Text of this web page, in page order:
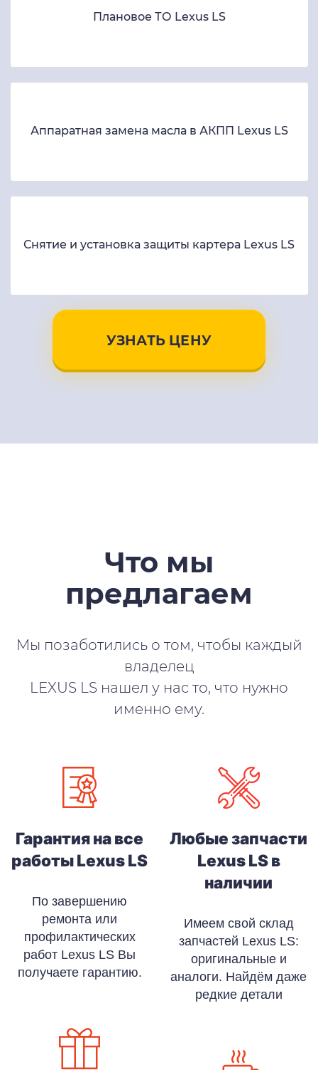
Плановое ТО Lexus LS
Аппаратная замена масла в АКПП Lexus LS
Снятие и установка защиты картера Lexus LS
УЗНАТЬ ЦЕНУ
Что мы
предлагаем
Мы позаботились о том, чтобы каждый
владелец
LEXUS LS нашел у нас то, что нужно
именно ему.
Гарантия на все
работы Lexus LS
По завершению
ремонта или
профилактических
работ Lexus LS Вы
получаете гарантию.
Любые запчасти
Lexus LS в
наличии
Имеем свой склад
запчастей Lexus LS:
оригинальные и
аналоги. Найдём даже
редкие детали